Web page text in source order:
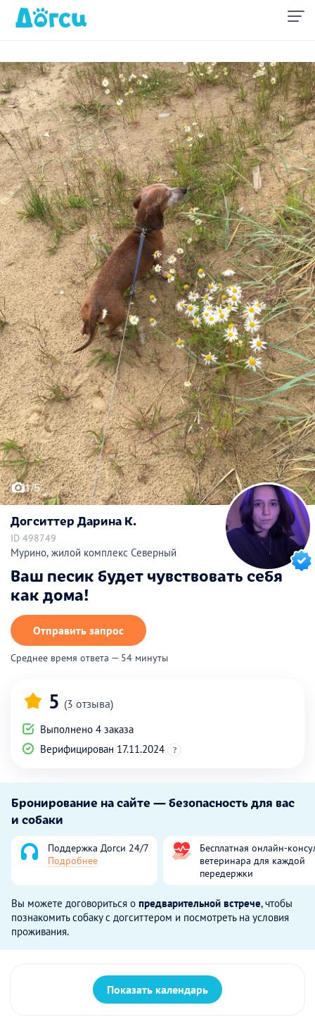
1/5
Догситтер Дарина К.
ID 498749
Мурино, жилой комплекс Северный
Ваш песик будет чувствовать себя
как дома!
Отправить запрос
Среднее время ответа — 54 минуты
5 (3 отзыва)
Выполнено 4 заказа
Верифицирован 17.11.2024
?
Бронирование на сайте — безопасность для вас
и собаки
Поддержка Догси 24/7
Подробнее
Бесплатная онлайн-
ветеринара для каждой
передержки
Вы можете договориться о предварительной встрече, чтобы
познакомить собаку с догситтером и посмотреть на условия
проживания.
Показать календарь